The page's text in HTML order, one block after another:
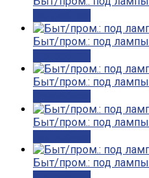
Быт/пром.: под
Быт/пром.: под
Быт/пром.: под
Быт/пром.: под